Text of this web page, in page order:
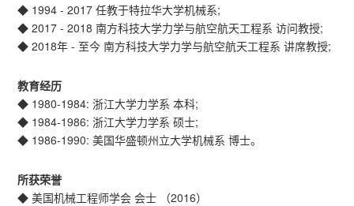
◆ 1994 - 2017 任教于特拉华大学机械系;
◆ 2017 - 2018 南方科技大学力学与航空航天工程系 访问教授;
◆ 2018年 - 至今 南方科技大学力学与航空航天工程系 讲席教授;
教育经历
◆ 1980-1984: 浙江大学力学系 本科;
◆ 1984-1986: 浙江大学力学系 硕士;
◆ 1986-1990: 美国华盛顿州立大学机械系 博士。
所获荣誉
◆ 美国机械工程师学会 会士 （2016）